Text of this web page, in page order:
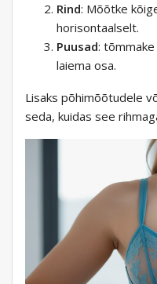
Rind: Mõõtke
horisontaalselt.
Puusad:
laiema osa.
Lisaks põhimõõtudele
seda, kuidas see